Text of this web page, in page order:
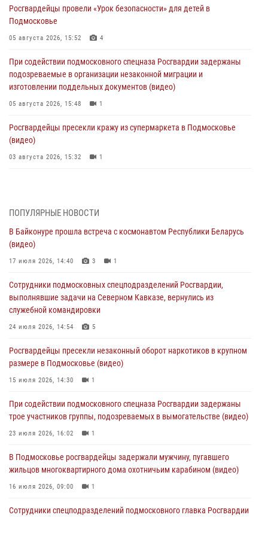
Росгвардейцы провели «Урок безопасности» для детей в
Подмосковье
05 августа 2026, 15:52 4
При содействии подмосковного спецназа Росгвардии задержаны
подозреваемые в организации незаконной миграции и
изготовлении поддельных документов (видео)
05 августа 2026, 15:48 1
Росгвардейцы пресекли кражу из супермаркета в Подмосковье
(видео)
03 августа 2026, 15:32 1
03 августа 2026, 15:08 1
В Подмосковье отметили годовщину со Дня образования ОМОН
«Пересвет»
02 августа 2026, 18:01
Офицер подмосковного главка Росгвардии стал гостем эфира
«Радио 1»
01 августа 2026, 17:57
крупную сумму в Подмосковье
31 июля 2026, 13:00
действиях в Подмосковье (видео)
31 июля 2026, 09:00
ПОПУЛЯРНЫЕ НОВОСТИ
В Байконуре прошла встреча с космонавтом Республики Беларусь
(видео)
17 июля 2026, 14:40 3 1
Сотрудники подмосковных спецподразделений Росгвардии,
выполнявшие задачи на Северном Кавказе, вернулись из
служебной командировки
24 июля 2026, 14:54 5
Росгвардейцы пресекли незаконный оборот наркотиков в крупном
размере в Подмосковье (видео)
15 июля 2026, 14:30 1
При содействии подмосковного спецназа Росгвардии задержаны
трое участников группы, подозреваемых в вымогательстве (видео)
23 июля 2026, 16:02 1
В Подмосковье росгвардейцы задержали мужчину, пугавшего
жильцов многоквартирного дома охотничьим карабином (видео)
16 июля 2026, 09:00 1
Сотрудники спецподразделений подмосковного главка Росгвардии